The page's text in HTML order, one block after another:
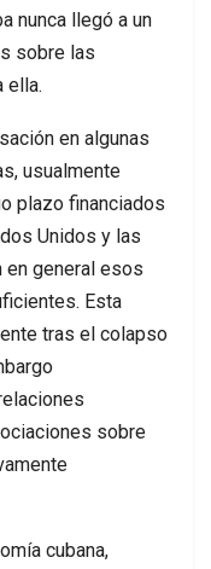
nunca llegó a un
sobre las
ella.
en algunas
usualmente
plazo financiados
Unidos y las
general esos
Esta
tras el colapso
sobre
cubana,